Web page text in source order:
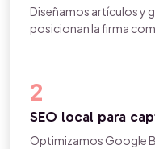
Diseñamos artículos y
posicionan la firma
2
SEO local para
Optimizamos Google